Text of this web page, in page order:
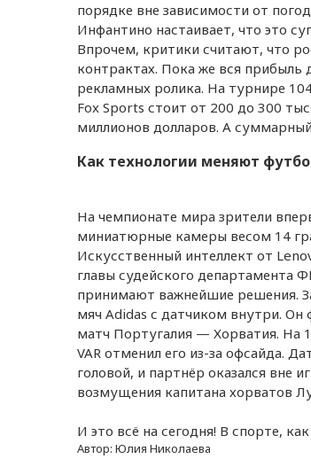
порядке вне зависимости от
Инфантино настаивает, что это
Впрочем, критики считают, что
контрактах. Пока же вся прибыль
рекламных ролика. На турнире
Fox Sports стоит от 200 до 300
миллионов долларов. А
Как технологии меняют
На чемпионате мира зрители
миниатюрные камеры весом 14
Искусственный интеллект от
главы судейского департамента
принимают важнейшие решения.
мяч Adidas с датчиком внутри.
матч Португалия — Хорватия. На
VAR отменил его из-за офсайда.
головой, и партнёр оказался вне
возмущения капитана хорватов
И это всё на сегодня! В спорте,
Автор: Юлия Николаева